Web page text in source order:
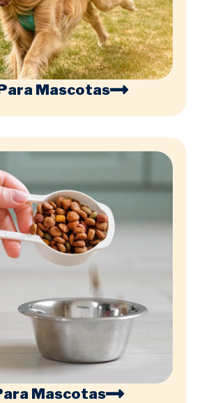
Mascotas
Mascotas